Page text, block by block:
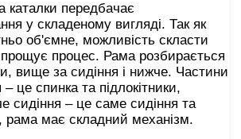
каталки передбачає
у складеному вигляді. Так як
об'ємне, можливість скласти
процес. Рама розбирається
вище за сидіння і нижче. Частини
це спинка та підлокітники,
сидіння – це саме сидіння та
рама має складний механізм.